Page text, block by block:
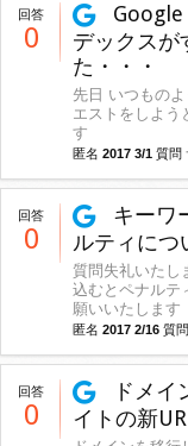
回答
0
デックスが
た・・・
先日 いつもの
エストをしよう
す
匿名 2017 3/1 質問
回答
0
キーワ
ルティにつ
質問失礼いたし
込むとペナルテ
願いいたします
匿名 2017 2/16 質問
回答
0
ドメイ
イトの新